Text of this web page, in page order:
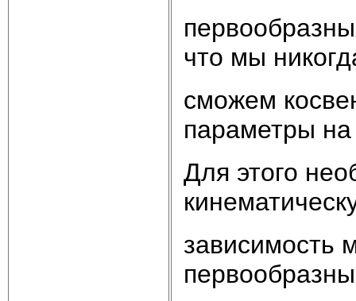
что мы
сможем
параметры на
Для этого
зависимость